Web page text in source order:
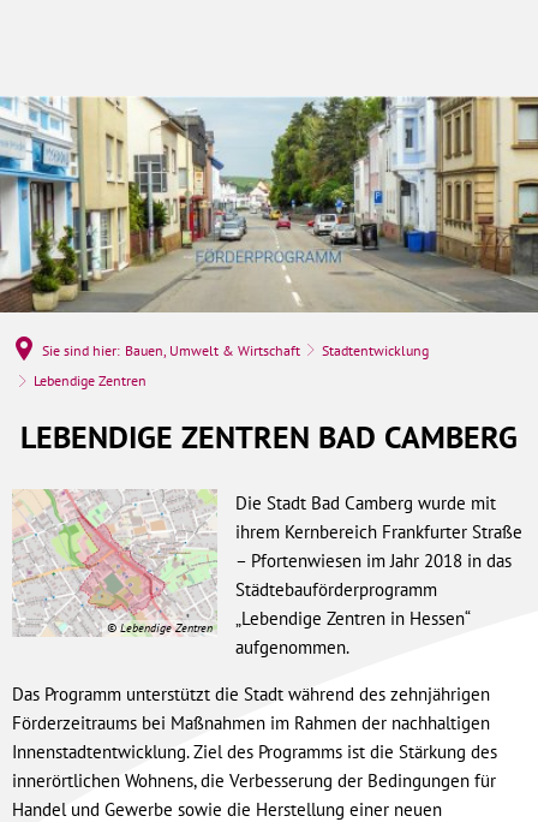
Sie sind hier: Bauen, Umwelt & Wirtschaft
Stadtentwicklung
Lebendige Zentren
Lebendige
Zentren
LEBENDIGE ZENTREN BAD CAMBERG
© Lebendige Zentren
Die Stadt Bad Camberg wurde mit
ihrem Kernbereich Frankfurter Straße
– Pfortenwiesen im Jahr 2018 in das
Städtebauförderprogramm
„Lebendige Zentren in Hessen“
aufgenommen.
Das Programm unterstützt die Stadt während des zehnjährigen
Förderzeitraums bei Maßnahmen im Rahmen der nachhaltigen
Innenstadtentwicklung. Ziel des Programms ist die Stärkung des
innerörtlichen Wohnens, die Verbesserung der Bedingungen für
Handel und Gewerbe sowie die Herstellung einer neuen